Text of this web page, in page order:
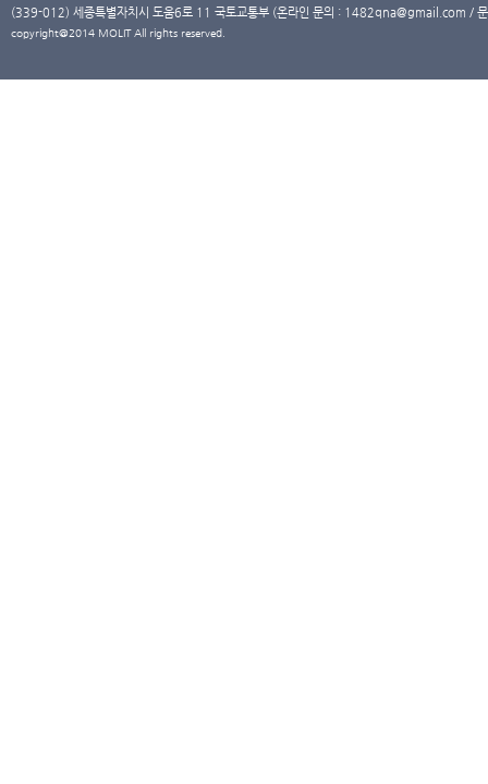
(339-012) 세종특별자치시 도움6로 11 국토교통부 (온라인 문의 : 1482qna@gmail.com /
copyright@2014 MOLIT All rights reserved.